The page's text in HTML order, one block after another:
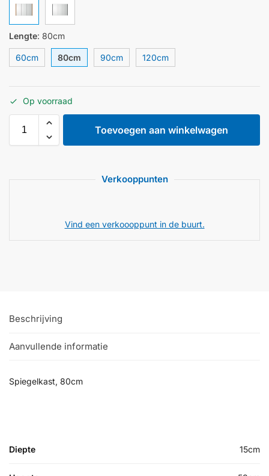
Lengte: 80cm
60cm 80cm 90cm 120cm
Op voorraad
Toevoegen aan winkelwagen
Verkooppunten
Vind een verkoooppunt in de buurt.
Beschrijving
Aanvullende informatie
Spiegelkast, 80cm
Diepte 15cm